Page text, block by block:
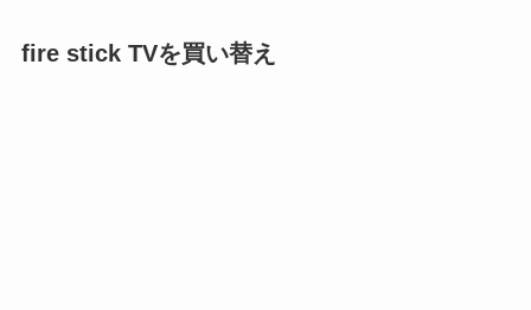
fire stick TVを買い替え